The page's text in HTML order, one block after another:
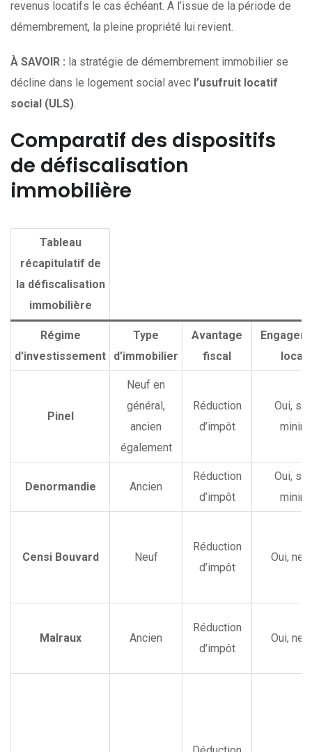
revenus locatifs le cas échéant. A l’issue de la période de
démembrement, la pleine propriété lui revient.
À SAVOIR : la stratégie de démembrement immobilier se
décline dans le logement social avec l’usufruit locatif
social (ULS).
Comparatif des dispositifs
de défiscalisation
immobilière
Tableau
récapitulatif de
la défiscalisation
immobilière
Régime
d’investissement
Type
d’immobilier
Avantage
fiscal
Pinel
Neuf en
général,
ancien
également
Réduction
d’impôt
Oui,
Denormandie Ancien
Réduction
d’impôt
Oui,
Censi Bouvard Neuf
Réduction
d’impôt
Oui,
Malraux Ancien
Réduction
d’impôt
Oui,